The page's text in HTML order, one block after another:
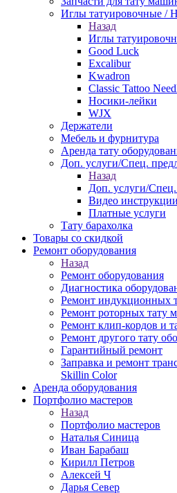
Иглы татуировочные /
Назад
Иглы
Good Luck
Excalibur
Kwadron
Classic Tattoo
Носики-лейки
WJX
Держатели
Мебель и фурнитура
Аренда тату
Доп. услуги/Спец.
Назад
Доп. услуги/
Видео инструкции
Платные услуги
Тату барахолка
Товары со скидкой
Ремонт оборудования
Назад
Ремонт оборудования
Диагностика
Ремонт индукционных
Ремонт роторных тату
Ремонт клип-кордов и
Ремонт другого тату
Гарантийный ремонт
Заправка и ремонт
Skillin Color
Аренда оборудования
Портфолио мастеров
Назад
Портфолио мастеров
Наталья Синица
Иван Барабаш
Кирилл Петров
Алексей Ч
Дарья Север